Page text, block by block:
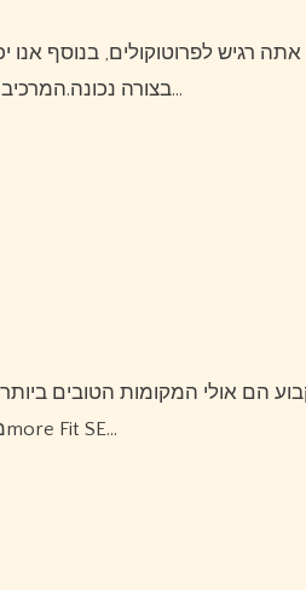
בצורה נכונה.המרכיב שבו שופט אפקטיבי צריך לשלוט בו יהיה תיקון מקרים לא מכוונים רק…
גופנית, אוזניות אלחוטיות 1more Open Ear דגם S51 משחק, אוזניות 1more Fit SE…